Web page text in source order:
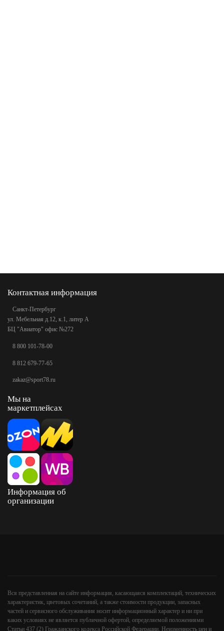
Контактная информация
Санкт-Петербург
ул. Мебельная д.12, к.1, литер А
БЦ "Авиатор" офис №272
8 800 101-78-00
8 812 679-77-65
zakaz@sport78.ru
Мы на
маркетплейсах
Информация об
организации
Вся представленная на сайте информация, касающаяся комплектаций, технических
характеристик, цветовых сочетаний, а также стоимости продукции, запасных
частей и сервисного обслуживания носит информационный характер и ни при
каких условиях не является публичной офертой, определяемой положениями
Статьи 437 (2) Гражданского кодекса Российской Федерации. Неизменность цен и